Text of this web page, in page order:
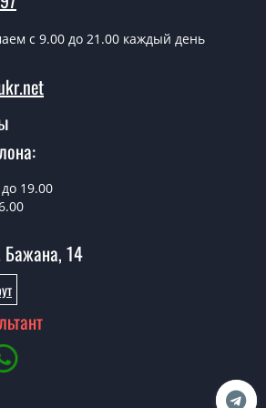
наличии готовые двери
ассортимент готовых входных
самых дешевых
входные эконом
что посоветуете?
индивидуальный, в том числе и по
эконом класса. Попробуйте
менеджерам любым удобным
недорогой вариант.
c 9.00 до 21.00 каждый день
19.00
Бажана, 14